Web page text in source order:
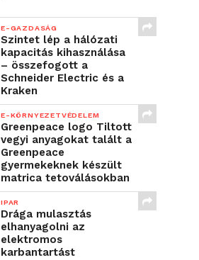
E-GAZDASÁG
Szintet lép a hálózati
kapacitás kihasználása
– összefogott a
Schneider Electric és a
Kraken
E-KÖRNYEZETVÉDELEM
Greenpeace logo Tiltott
vegyi anyagokat talált a
Greenpeace
gyermekeknek készült
matrica tetoválásokban
IPAR
Drága mulasztás
elhanyagolni az
elektromos
karbantartást